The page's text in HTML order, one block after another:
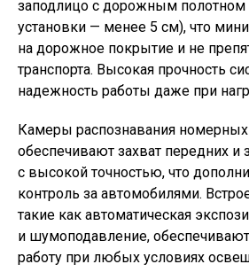
заподлицо с дорожным полотном
установки — менее 5 см), что
на дорожное покрытие и не
транспорта. Высокая прочность
надежность работы даже при
Камеры распознавания номерных
обеспечивают захват передних и
с высокой точностью, что
контроль за автомобилями.
такие как автоматическая
и шумоподавление,
работу при любых условиях